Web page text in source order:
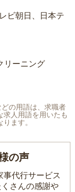
ビ朝日、日本テ
リーニング
の用語は、求職者
求人用語を用いたも
ます。
の声
事代行サービス
くさんの感謝や